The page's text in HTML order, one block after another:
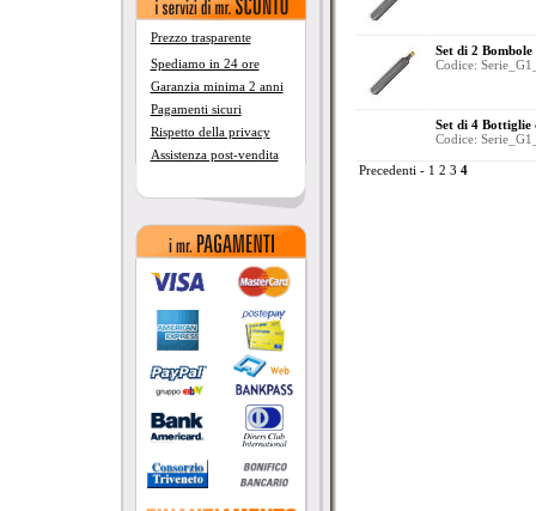
Prezzo trasparente
Spediamo in 24 ore
Garanzia minima 2 anni
Pagamenti sicuri
Rispetto della privacy
Assistenza post-vendita
Set di 2
Codice:
Set di 4 Bottiglie
Codice:
Precedenti - 1 2 3 4